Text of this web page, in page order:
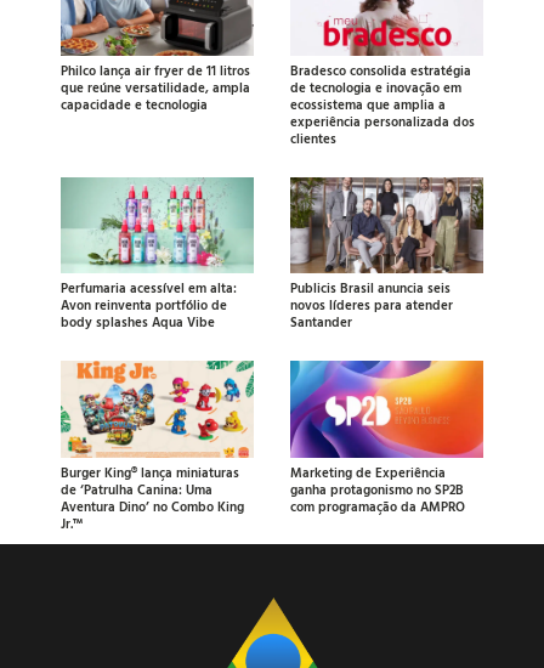
Philco lança air fryer de 11 litros
que reúne versatilidade, ampla
capacidade e tecnologia
Bradesco consolida estratégia
de tecnologia e inovação em
ecossistema que amplia a
experiência personalizada dos
clientes
Perfumaria acessível em alta:
Avon reinventa portfólio de
body splashes Aqua Vibe
Publicis Brasil anuncia seis
novos líderes para atender
Santander
Burger King® lança miniaturas
de ‘Patrulha Canina: Uma
Aventura Dino’ no Combo King
Jr.™
Marketing de Experiência
ganha protagonismo no SP2B
com programação da AMPRO